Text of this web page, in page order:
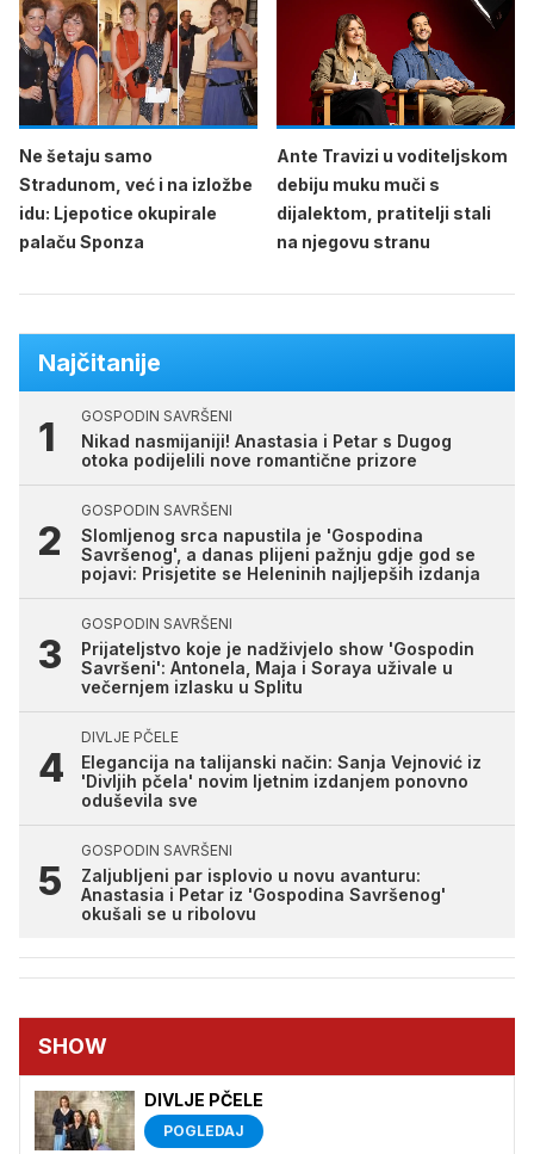
Ne šetaju samo
Stradunom, već i na izložbe
idu: Ljepotice okupirale
palaču Sponza
Ante Travizi u voditeljskom
debiju muku muči s
dijalektom, pratitelji stali
na njegovu stranu
Najčitanije
GOSPODIN SAVRŠENI
Nikad nasmijaniji! Anastasia i Petar s Dugog
otoka podijelili nove romantične prizore
GOSPODIN SAVRŠENI
Slomljenog srca napustila je 'Gospodina
Savršenog', a danas plijeni pažnju gdje god se
pojavi: Prisjetite se Heleninih najljepših izdanja
GOSPODIN SAVRŠENI
Prijateljstvo koje je nadživjelo show 'Gospodin
Savršeni': Antonela, Maja i Soraya uživale u
večernjem izlasku u Splitu
DIVLJE PČELE
Elegancija na talijanski način: Sanja Vejnović iz
'Divljih pčela' novim ljetnim izdanjem ponovno
oduševila sve
GOSPODIN SAVRŠENI
Zaljubljeni par isplovio u novu avanturu:
Anastasia i Petar iz 'Gospodina Savršenog'
okušali se u ribolovu
SHOW
DIVLJE PČELE
POGLEDAJ